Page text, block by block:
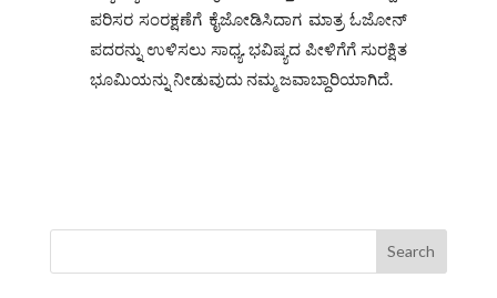
ಪರಿಸರ ಸಂರಕ್ಷಣೆಗೆ ಕೈಜೋಡಿಸಿದಾಗ ಮಾತ್ರ ಓಜೋನ್
ಪದರನ್ನು ಉಳಿಸಲು ಸಾಧ್ಯ. ಭವಿಷ್ಯದ ಪೀಳಿಗೆಗೆ ಸುರಕ್ಷಿತ
ಭೂಮಿಯನ್ನು ನೀಡುವುದು ನಮ್ಮ ಜವಾಬ್ದಾರಿಯಾಗಿದೆ.
Search